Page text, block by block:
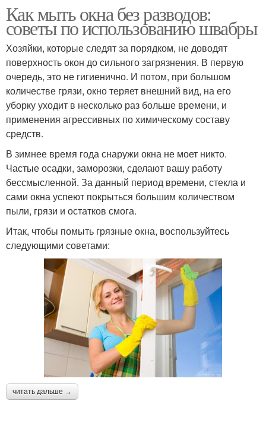
Как мыть окна без разводов:
советы по использованию швабры
Хозяйки, которые следят за порядком, не доводят
поверхность окон до сильного загрязнения. В первую
очередь, это не гигиенично. И потом, при большом
количестве грязи, окно теряет внешний вид, на его
уборку уходит в несколько раз больше времени, и
применения агрессивных по химическому составу
средств.
В зимнее время года снаружи окна не моет никто.
Частые осадки, заморозки, сделают вашу работу
бессмысленной. За данный период времени, стекла и
сами окна успеют покрыться большим количеством
пыли, грязи и остатков смога.
Итак, чтобы помыть грязные окна, воспользуйтесь
следующими советами:
читать дальше →